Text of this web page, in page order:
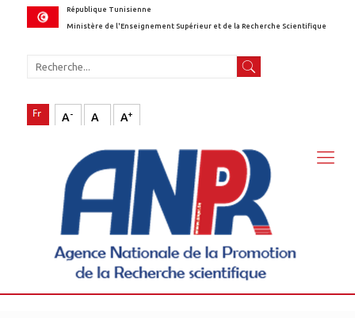
République Tunisienne
Ministère de l'Enseignement Supérieur et de la Recherche Scientifique
A- A A+